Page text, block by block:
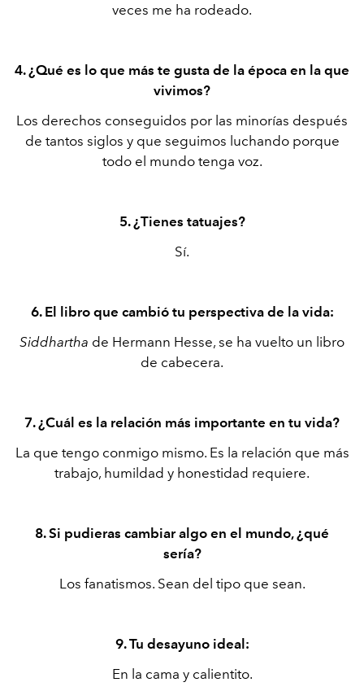
veces me ha rodeado.
4. ¿Qué es lo que más te gusta de la época en la que
vivimos?
Los derechos conseguidos por las minorías después
de tantos siglos y que seguimos luchando porque
todo el mundo tenga voz.
5. ¿Tienes tatuajes?
Sí.
6. El libro que cambió tu perspectiva de la vida:
Siddhartha de Hermann Hesse, se ha vuelto un libro
de cabecera.
7. ¿Cuál es la relación más importante en tu vida?
La que tengo conmigo mismo. Es la relación que más
trabajo, humildad y honestidad requiere.
8. Si pudieras cambiar algo en el mundo, ¿qué
sería?
Los fanatismos. Sean del tipo que sean.
9. Tu desayuno ideal:
En la cama y calientito.